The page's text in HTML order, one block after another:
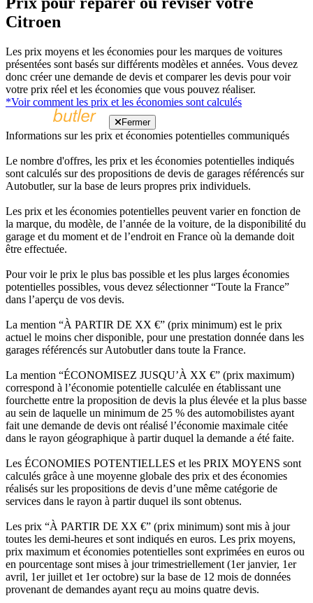
Citroen
Les prix moyens et les économies pour les marques de voitures
présentées sont basés sur différents modèles et années. Vous devez
donc créer une demande de devis et comparer les devis pour voir
votre prix réel et les économies que vous pouvez réaliser.
*Voir comment les prix et les économies sont calculés
Fermer
Informations sur les prix et économies potentielles communiqués
Le nombre d'offres, les prix et les économies potentielles indiqués
sont calculés sur des propositions de devis de garages référencés sur
Autobutler, sur la base de leurs propres prix individuels.
Les prix et les économies potentielles peuvent varier en fonction de
la marque, du modèle, de l’année de la voiture, de la disponibilité du
garage et du moment et de l’endroit en France où la demande doit
être effectuée.
Pour voir le prix le plus bas possible et les plus larges économies
potentielles possibles, vous devez sélectionner “Toute la France”
dans l’aperçu de vos devis.
La mention “À PARTIR DE XX €” (prix minimum) est le prix
actuel le moins cher disponible, pour une prestation donnée dans les
garages référencés sur Autobutler dans toute la France.
La mention “ÉCONOMISEZ JUSQU’À XX €” (prix maximum)
correspond à l’économie potentielle calculée en établissant une
fourchette entre la proposition de devis la plus élevée et la plus basse
au sein de laquelle un minimum de 25 % des automobilistes ayant
fait une demande de devis ont réalisé l’économie maximale citée
dans le rayon géographique à partir duquel la demande a été faite.
Les ÉCONOMIES POTENTIELLES et les PRIX MOYENS sont
calculés grâce à une moyenne globale des prix et des économies
réalisés sur les propositions de devis d’une même catégorie de
services dans le rayon à partir duquel ils sont obtenus.
Les prix “À PARTIR DE XX €” (prix minimum) sont mis à jour
toutes les demi-heures et sont indiqués en euros. Les prix moyens,
prix maximum et économies potentielles sont exprimées en euros ou
en pourcentage sont mises à jour trimestriellement (1er janvier, 1er
avril, 1er juillet et 1er octobre) sur la base de 12 mois de données
provenant de demandes ayant reçu au moins quatre devis.